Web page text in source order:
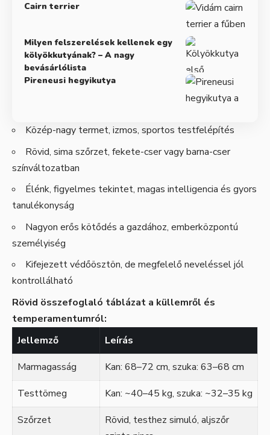
Cairn terrier
Milyen felszerelések kellenek egy
kölyökkutyának? – A nagy
bevásárlólista
Pireneusi hegyikutya
Közép-nagy termet, izmos, sportos testfelépítés
Rövid, sima szőrzet, fekete-cser vagy barna-cser
színváltozatban
Élénk, figyelmes tekintet, magas intelligencia és gyors
tanulékonyság
Nagyon erős kötődés a gazdához, emberközpontú
személyiség
Kifejezett védőösztön, de megfelelő neveléssel jól
kontrollálható
Rövid összefoglaló táblázat a küllemről és
temperamentumról:
Jellemző
Leírás
Marmagasság
Kan: 68–72 cm, szuka: 63–68 cm
Testtömeg
Kan: ~40–45 kg, szuka: ~32–35 kg
Szőrzet
Rövid, testhez simuló, aljszőr